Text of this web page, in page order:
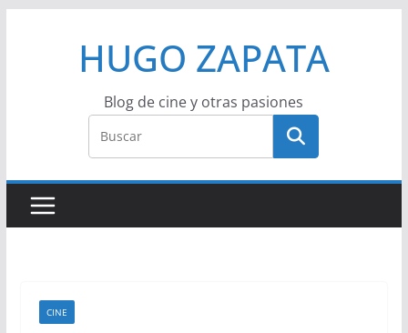
HUGO ZAPATA
Blog de cine y otras pasiones
CINE